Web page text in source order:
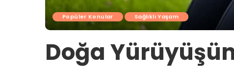
Popüler Konular Sağlıklı Yaşam
Doğa